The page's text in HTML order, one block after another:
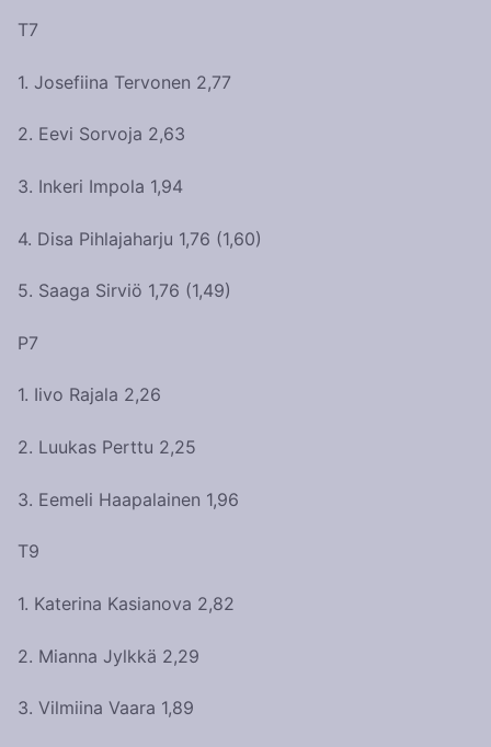
T7
1. Josefiina Tervonen 2,77
2. Eevi Sorvoja 2,63
3. Inkeri Impola 1,94
4. Disa Pihlajaharju 1,76 (1,60)
5. Saaga Sirviö 1,76 (1,49)
P7
1. Iivo Rajala 2,26
2. Luukas Perttu 2,25
3. Eemeli Haapalainen 1,96
T9
1. Katerina Kasianova 2,82
2. Mianna Jylkkä 2,29
3. Vilmiina Vaara 1,89